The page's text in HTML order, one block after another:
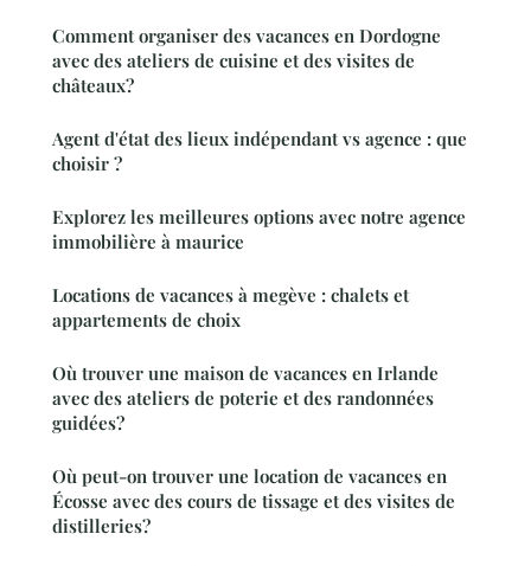
Comment organiser des vacances en Dordogne
avec des ateliers de cuisine et des visites de
châteaux?
Agent d'état des lieux indépendant vs agence : que
choisir ?
Explorez les meilleures options avec notre agence
immobilière à maurice
Locations de vacances à megève : chalets et
appartements de choix
Où trouver une maison de vacances en Irlande
avec des ateliers de poterie et des randonnées
guidées?
Où peut-on trouver une location de vacances en
Écosse avec des cours de tissage et des visites de
distilleries?